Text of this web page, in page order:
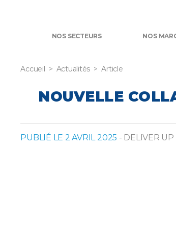
NOS SECTEURS NOS
Accueil Actualités Article
NOUVELLE
PUBLIÉ LE 2 AVRIL 2025 - DELIVER UP